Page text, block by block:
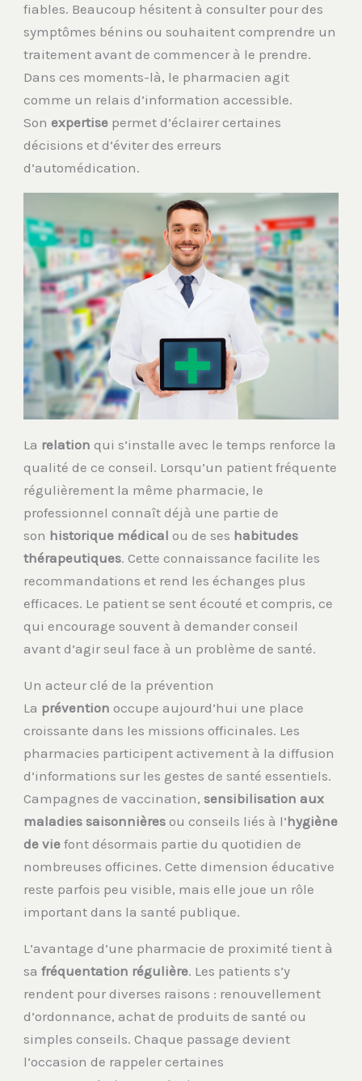
fiables. Beaucoup hésitent à consulter pour des
symptômes bénins ou souhaitent comprendre un
traitement avant de commencer à le prendre.
Dans ces moments-là, le pharmacien agit
comme un relais d’information accessible.
Sonexpertise permet d’éclairer certaines
décisions et d’éviter des erreurs
d’automédication.
La relation qui s’installe avec le temps renforce la
qualité de ce conseil. Lorsqu’un patient fréquente
régulièrement la même pharmacie, le
professionnel connaît déjà une partie de
son historique médical ou de ses habitudes
thérapeutiques. Cette connaissance facilite les
recommandations et rend les échanges plus
efficaces. Le patient se sent écouté et compris, ce
qui encourage souvent à demander conseil
avant d’agir seul face à un problème de santé.
Un acteur clé de la prévention
La prévention occupe aujourd’hui une place
croissante dans les missions officinales. Les
pharmacies participent activement à la diffusion
d’informations sur les gestes de santé essentiels.
Campagnes de vaccination, sensibilisation aux
maladies saisonnières ou conseils liés à l’hygiène
de vie font désormais partie du quotidien de
nombreuses officines. Cette dimension éducative
reste parfois peu visible, mais elle joue un rôle
important dans la santé publique.
L’avantage d’une pharmacie de proximité tient à
safréquentation régulière. Les patients s’y
rendent pour diverses raisons : renouvellement
d’ordonnance, achat de produits de santé ou
simples conseils. Chaque passage devient
l’occasion de rappeler certaines